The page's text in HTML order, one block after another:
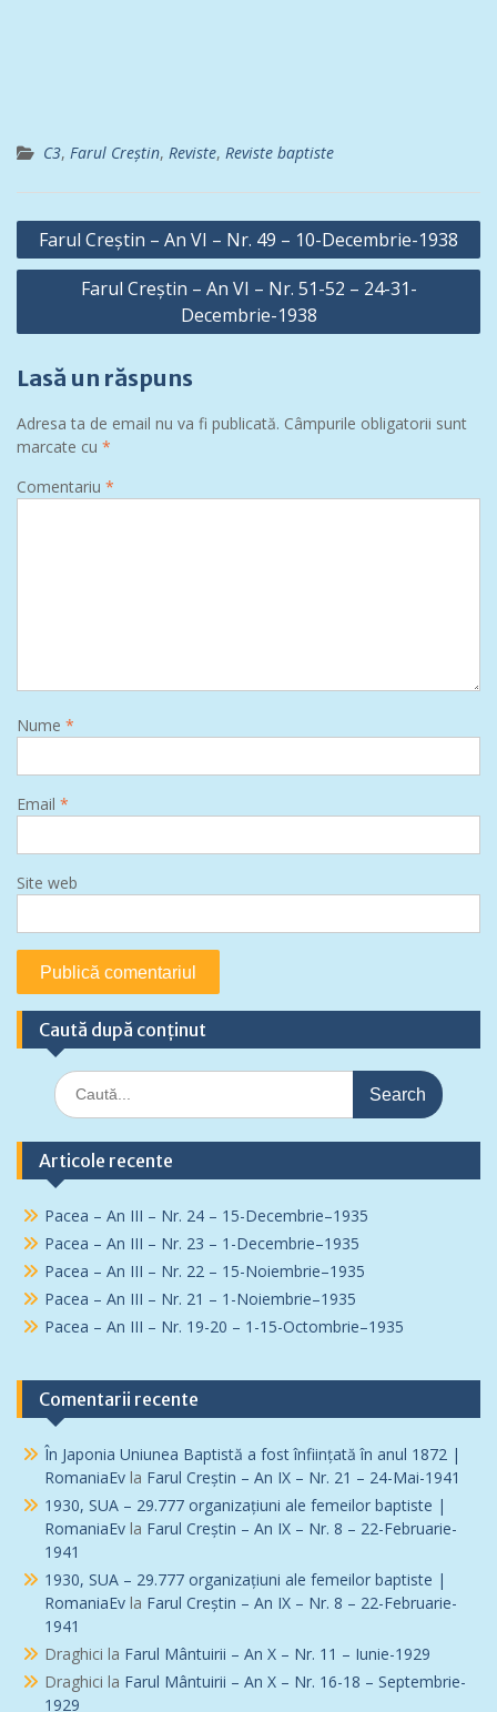
C3, Farul Creștin, Reviste, Reviste baptiste
Navigare
în
articole
Farul Creștin – An VI – Nr. 49 – 10-Decembrie-1938
Farul Creștin – An VI – Nr. 51-52 – 24-31-
Decembrie-1938
Lasă un răspuns
Adresa ta de email nu va fi publicată. Câmpurile obligatorii sunt
marcate cu *
Comentariu *
Nume *
Email *
Site web
Caută după conținut
Search
for:
Articole recente
Pacea – An III – Nr. 24 – 15-Decembrie–1935
Pacea – An III – Nr. 23 – 1-Decembrie–1935
Pacea – An III – Nr. 22 – 15-Noiembrie–1935
Pacea – An III – Nr. 21 – 1-Noiembrie–1935
Pacea – An III – Nr. 19-20 – 1-15-Octombrie–1935
Comentarii recente
În Japonia Uniunea Baptistă a fost înfiinţată în anul 1872 |
RomaniaEv la Farul Creștin – An IX – Nr. 21 – 24-Mai-1941
1930, SUA – 29.777 organizațiuni ale femeilor baptiste |
RomaniaEv la Farul Creștin – An IX – Nr. 8 – 22-Februarie-
1941
1930, SUA – 29.777 organizațiuni ale femeilor baptiste |
RomaniaEv la Farul Creștin – An IX – Nr. 8 – 22-Februarie-
1941
Draghici la Farul Mântuirii – An X – Nr. 11 – Iunie-1929
Draghici la Farul Mântuirii – An X – Nr. 16-18 – Septembrie-
1929